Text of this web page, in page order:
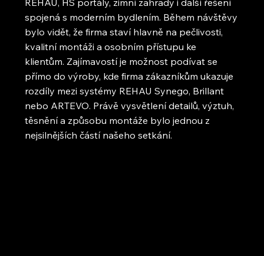
REHAU, HS portály, zimní zahrady i další řešení
spojená s moderním bydlením. Během návštěvy
bylo vidět, že firma staví hlavně na pečlivosti,
kvalitní montáži a osobním přístupu ke
klientům. Zajímavostí je možnost podívat se
přímo do výroby, kde firma zákazníkům ukazuje
rozdíly mezi systémy REHAU Synego, Brillant
nebo ARTEVO. Právě vysvětlení detailů, výztuh,
těsnění a způsobu montáže bylo jednou z
nejsilnějších částí našeho setkání.